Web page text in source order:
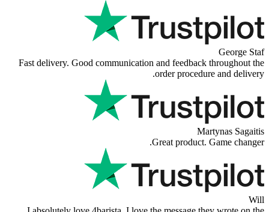
Fast delivery. Good communication and
order
Great product.